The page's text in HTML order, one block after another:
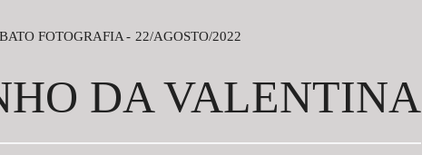
FOTOGRAFIA 22/AGOSTO/2022
DA VALENTINA